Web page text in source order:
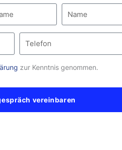
zur Kenntnis genommen.
vereinbaren